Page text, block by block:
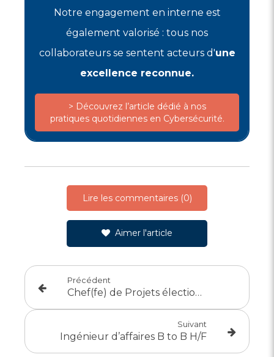
Notre engagement en interne est
également valorisé : tous nos
collaborateurs se sentent acteurs d'une
excellence reconnue.
> Découvrez l’article dédié à nos
pratiques quotidiennes en Cybersécurité.
Lire les commentaires (0)
Aimer l'article
Précédent
Chef(fe) de Projets élections H/F CDD
Suivant
Ingénieur d’affaires B to B H/F